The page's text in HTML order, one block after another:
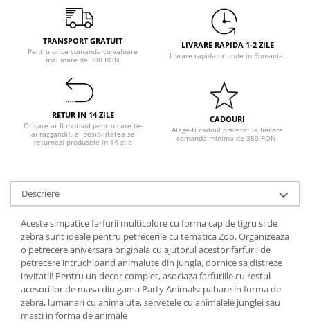
Petrecere 30 ani
Petrecere 40 Ani
Petrecere 50 ani
Gender Reveal
Baby Shower
Halloween
Nunta
Petrecere 1 An
Petrecerea Burlacitelor
Petreceri Aniversare
Valentine's Day
TRANSPORT GRATUIT
Pentru orice comanda cu valoare
mai mare de 300 RON
LIVRARE RAPIDA 1-2 ZILE
Livrare rapida oriunde in Romania.
RETUR IN 14 ZILE
Oricare ar fi motivul pentru care te-
ai razgandit, ai posibilitatea sa
returnezi produsele in 14 zile
CADOURI
Alege-ti cadoul preferat la fiecare
comanda minima de 350 RON.
Descriere
Aceste simpatice farfurii multicolore cu forma cap de tigru si de
zebra sunt ideale pentru petrecerile cu tematica Zoo. Organizeaza
o petrecere aniversara originala cu ajutorul acestor farfurii de
petrecere intruchipand animalute din jungla, dornice sa distreze
invitatii! Pentru un decor complet, asociaza farfuriile cu restul
acesoriilor de masa din gama Party Animals: pahare in forma de
zebra, lumanari cu animalute, servetele cu animalele junglei sau
masti in forma de animale